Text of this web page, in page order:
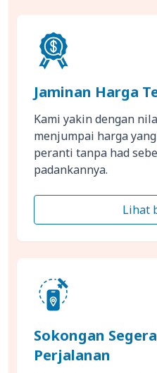
Jaminan Harga
Kami yakin dengan
menjumpai harga
peranti tanpa had
padankannya.
Lihat
Sokongan
Perjalanan